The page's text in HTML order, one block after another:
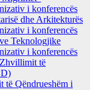
i konferencës
dhe Arkitekturës
i konferencës
Teknologjike
i konferencës
të
Qëndrueshëm i